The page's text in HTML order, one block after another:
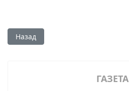
Предыдущий: В помощь храму
Назад
ГАЗЕТА